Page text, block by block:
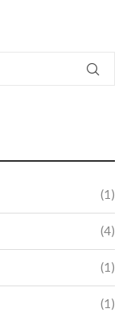
(1)
(4)
(1)
(1)